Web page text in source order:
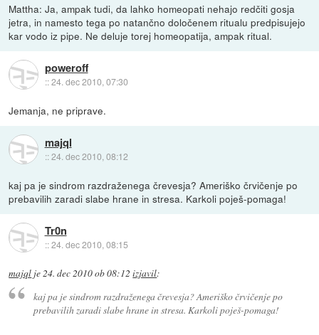
Mattha: Ja, ampak tudi, da lahko homeopati nehajo redčiti gosja
jetra, in namesto tega po natančno določenem ritualu predpisujejo
kar vodo iz pipe. Ne deluje torej homeopatija, ampak ritual.
poweroff
::24. dec 2010, 07:30
Jemanja, ne priprave.
majql
::24. dec 2010, 08:12
kaj pa je sindrom razdraženega črevesja? Ameriško črvičenje po
prebavilih zaradi slabe hrane in stresa. Karkoli poješ-pomaga!
Tr0n
::24. dec 2010, 08:15
majql je 24. dec 2010 ob 08:12 izjavil:
kaj pa je sindrom razdraženega črevesja? Ameriško črvičenje po
prebavilih zaradi slabe hrane in stresa. Karkoli poješ-pomaga!